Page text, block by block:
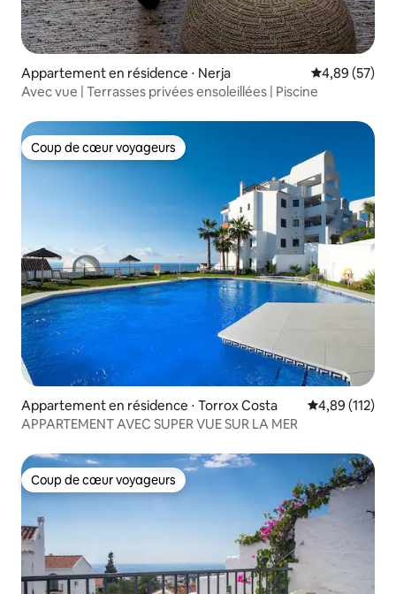
Appartement en résidence ⋅ Nerja Évaluation
4,89 (57)
Avec vue | Terrasses privées ensoleillées | Piscine
Coup de cœur voyageurs
Coup de cœur voyageurs
Appartement en résidence ⋅ Torrox Costa Évaluation
4,89 (112)
APPARTEMENT AVEC SUPER VUE SUR LA MER
Coup de cœur voyageurs
Coup de cœur voyageurs